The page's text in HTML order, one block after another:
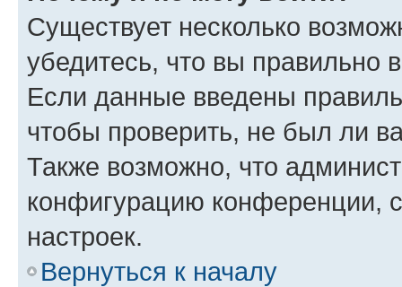
Существует несколько
убедитесь, что вы правильно
Если данные введены
чтобы проверить, не был ли
Также возможно, что
конфигурацию конференции,
настроек.
Вернуться к началу